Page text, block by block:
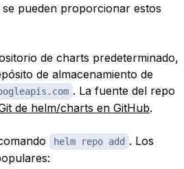
pueden proporcionar estos
de charts predeterminado,
de almacenamiento de
. La fuente del repo
de helm/charts en GitHub.
helm repo add . Los